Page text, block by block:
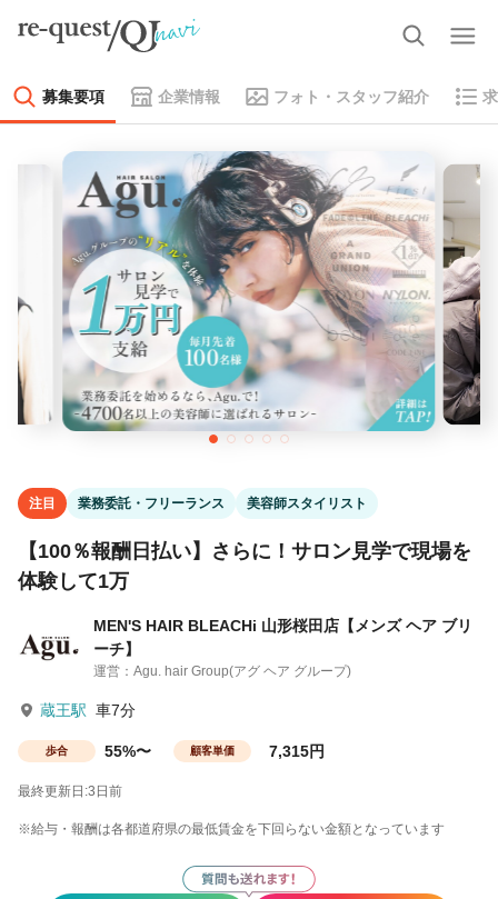
募集要項 企業情報 フォト・スタッフ紹介
注目 業務委託・フリーランス 美容師スタイリスト
【100％報酬日払い】さらに！サロン見学で現場を
体験して1万
MEN'S HAIR BLEACHi 山形桜田店【メンズ ヘア ブリ
ーチ】
運営：Agu. hair Group(アグ ヘア グループ)
蔵王駅 車7分
歩合 55%〜 顧客単価 7,315円
最終更新日:3日前
※給与・報酬は各都道府県の最低賃金を下回らない金額となっています